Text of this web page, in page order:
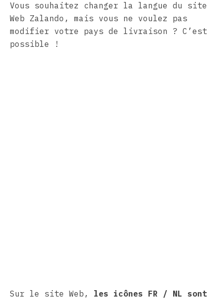
Vous souhaitez changer la langue du site
Web Zalando, mais vous ne voulez pas
modifier votre pays de livraison ? C’est
possible !
Sur le site Web, les icônes FR / NL sont